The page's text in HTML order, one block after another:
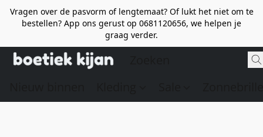
Vragen over de pasvorm of lengtemaat? Of lukt het niet om te
bestellen? App ons gerust op 0681120656, we helpen je
graag verder.